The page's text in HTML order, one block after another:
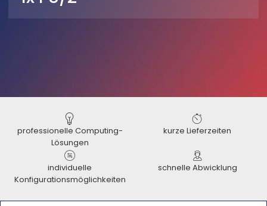
professionelle Computing-
Lösungen
kurze Lieferzeiten
individuelle
Konfigurationsmöglichkeiten
schnelle Abwicklung